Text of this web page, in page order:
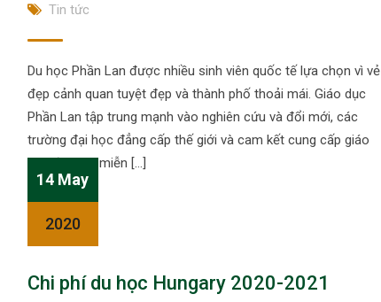
Tin tức
Du học Phần Lan được nhiều sinh viên quốc tế lựa chọn vì vẻ
đẹp cảnh quan tuyệt đẹp và thành phố thoải mái. Giáo dục
Phần Lan tập trung mạnh vào nghiên cứu và đổi mới, các
trường đại học đẳng cấp thế giới và cam kết cung cấp giáo
dục đại học miễn […]
14 May
2020
Chi phí du học Hungary 2020-2021